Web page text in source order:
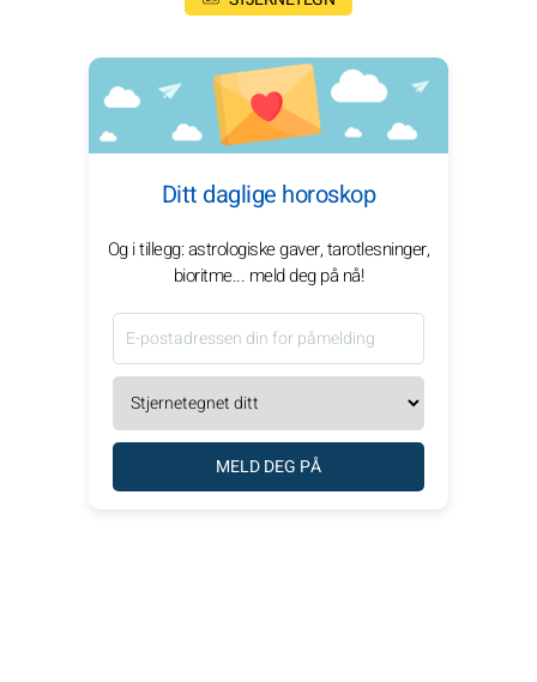
Ditt daglige horoskop
Og i tillegg: astrologiske gaver, tarotlesninger,
bioritme... meld deg på nå!
MELD DEG PÅ